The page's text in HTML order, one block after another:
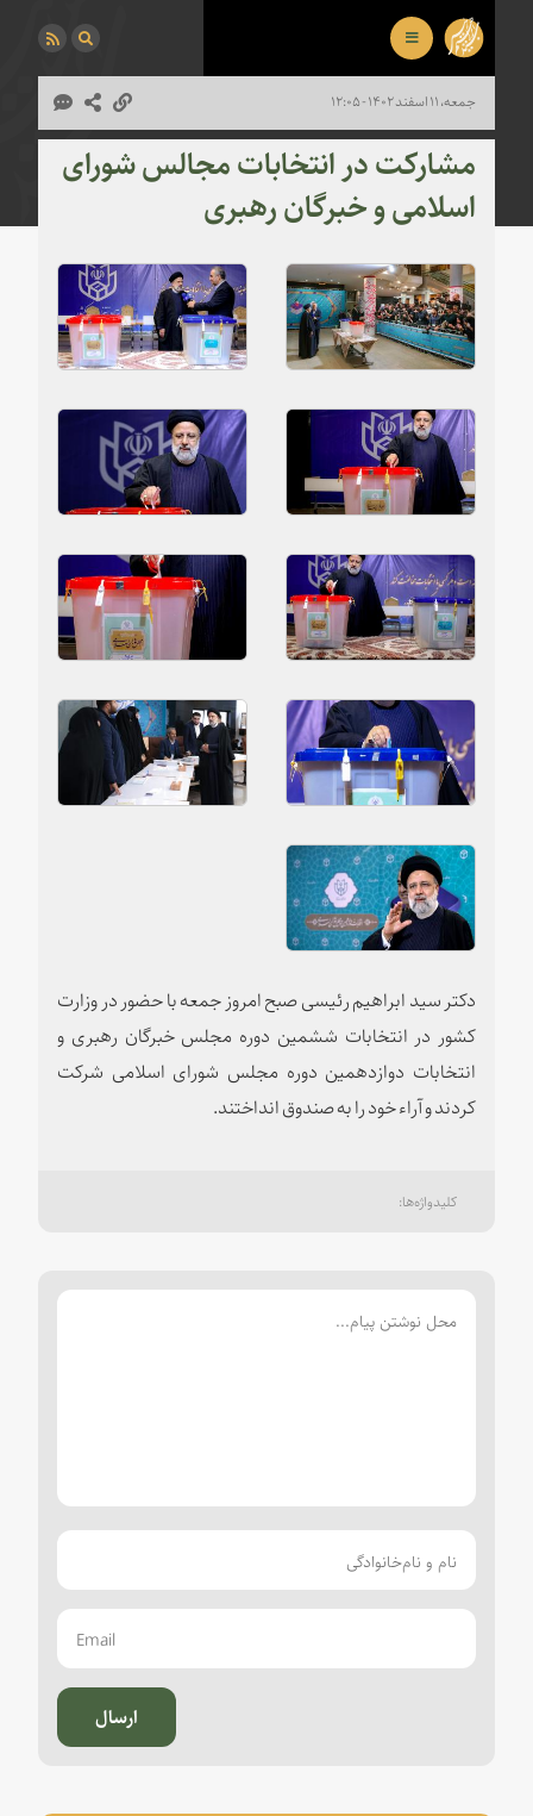
جمعه، ۱۱ اسفند ۱۴۰۲ - ۱۲:۰۵
مشارکت در انتخابات مجالس شورای
اسلامی و خبرگان رهبری
دکتر سید ابراهیم رئیسی صبح امروز جمعه با حضور در وزارت
کشور در انتخابات ششمین دوره مجلس خبرگان رهبری و
انتخابات دوازدهمین دوره مجلس شورای اسلامی شرکت
کردند و آراء خود را به صندوق انداختند.
ارسال